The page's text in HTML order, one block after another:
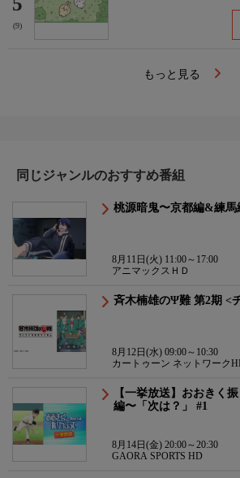
(9)
もっと見る
同じジャンルのおすすめ番組
桃源暗鬼〜京都編&練馬
8月11日(火) 11:00～17:00
アニマックスＨＤ
斉木楠雄のΨ難 第2期 <
8月12日(水) 09:00～10:30
カートゥーン ネットワーク
【一挙放送】おおきく
編〜「次は？」 #1
8月14日(金) 20:00～20:30
GAORA SPORTS HD